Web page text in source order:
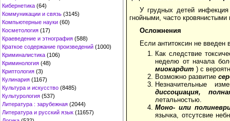
Кибернетика (64)
Коммуникации и связь (3145)
Компьютерные науки (60)
Косметология (17)
Краеведение и этнография (588)
Краткое содержание произведений (1000)
Криминалистика (106)
Криминология (48)
Криптология (3)
Кулинария (1167)
Культура и искусство (8485)
Культурология (537)
Литература : зарубежная (2044)
Литература и русский язык (11657)
У грудных детей
гнойными, часто
Осложнения
Если антитоксин не
Как следствие
неделю от начала
миокардит ) с
Возможно развитие
Незначительные
диссоциация,
летальностью.
Моно- или
язычка, отсутсвие